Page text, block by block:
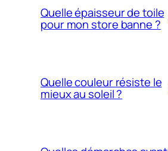
Quelle épaisseur de toile
pour mon store banne ?
Quelle couleur résiste le
mieux au soleil ?